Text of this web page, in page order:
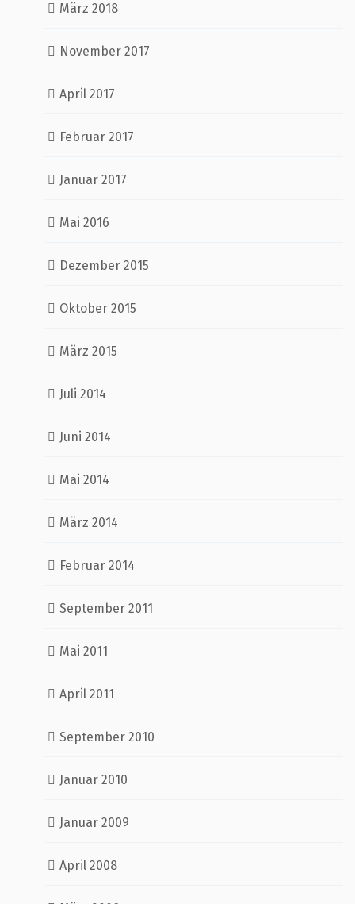
März 2018
November 2017
April 2017
Februar 2017
Januar 2017
Mai 2016
Dezember 2015
Oktober 2015
März 2015
Juli 2014
Juni 2014
Mai 2014
März 2014
Februar 2014
September 2011
Mai 2011
April 2011
September 2010
Januar 2010
Januar 2009
April 2008